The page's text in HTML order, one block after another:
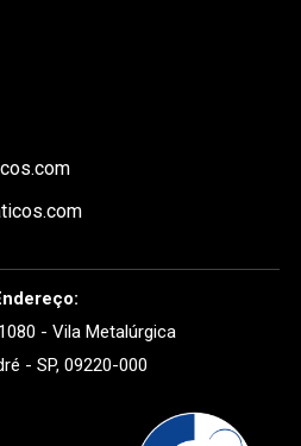
- Vila Metalúrgica
- SP, 09220-000